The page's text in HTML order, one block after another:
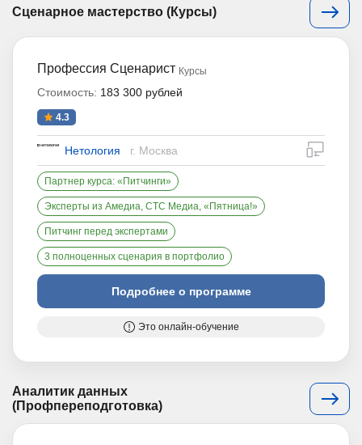
Сценарное мастерство (Курсы)
Профессия Сценарист Курсы
Стоимость: 183 300 рублей
4.3
Нетология г. Москва
Партнер курса: «Питчинги»
Эксперты из Амедиа, СТС Медиа, «Пятница!»
Питчинг перед экспертами
3 полноценных сценария в портфолио
Подробнее о программе
Это онлайн-обучение
Аналитик данных
(Профпереподготовка)